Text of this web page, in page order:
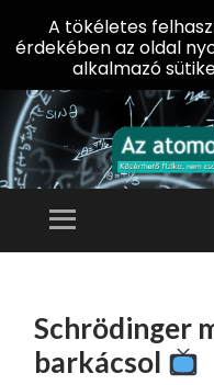
Menü
TARTALOMHOZ
Schrödinger
barkácsol
A tökéletes
érdekében az oldal
alkalmazó